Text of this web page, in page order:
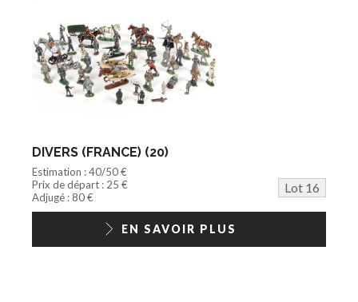
DIVERS (FRANCE) (20)
Estimation : 40/50 €
Prix de départ : 25 €
Lot 16
Adjugé : 80 €
EN SAVOIR PLUS